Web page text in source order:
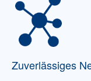
Zuverlässiges